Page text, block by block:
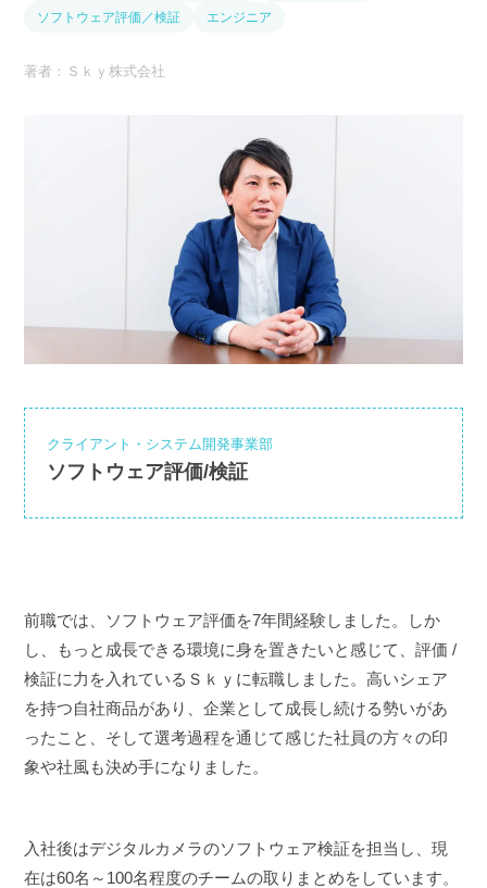
ソフトウェア評価／検証
エンジニア
著者：Ｓｋｙ株式会社
クライアント・システム開発事業部
ソフトウェア評価/検証
前職では、ソフトウェア評価を7年間経験しました。しか
し、もっと成長できる環境に身を置きたいと感じて、評価 /
検証に力を入れているＳｋｙに転職しました。高いシェア
を持つ自社商品があり、企業として成長し続ける勢いがあ
ったこと、そして選考過程を通じて感じた社員の方々の印
象や社風も決め手になりました。
入社後はデジタルカメラのソフトウェア検証を担当し、現
在は60名～100名程度のチームの取りまとめをしています。